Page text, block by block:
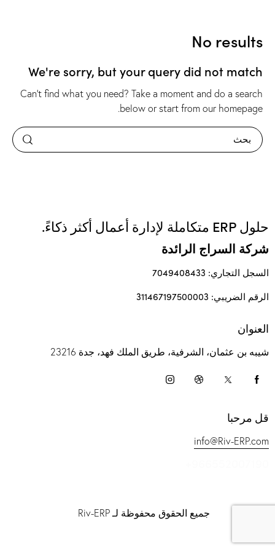
No results
We're sorry, but your query did not match
Can't find what you need? Take a moment and do a search
below or start from our homepage
.
حلول ERP متكاملة لإدارة أعمال أكثر ذكاءً.
شركة السراج الرائدة
السجل التجاري: 7049408433
الرقم الضريبي: 311467197500003
العنوان
شيبه بن عثمان، الشرفية، طريق الملك فهد، جدة 23216
قل مرحبا
info@Riv-ERP.com
جميع الحقوق محفوظة لـ Riv-ERP